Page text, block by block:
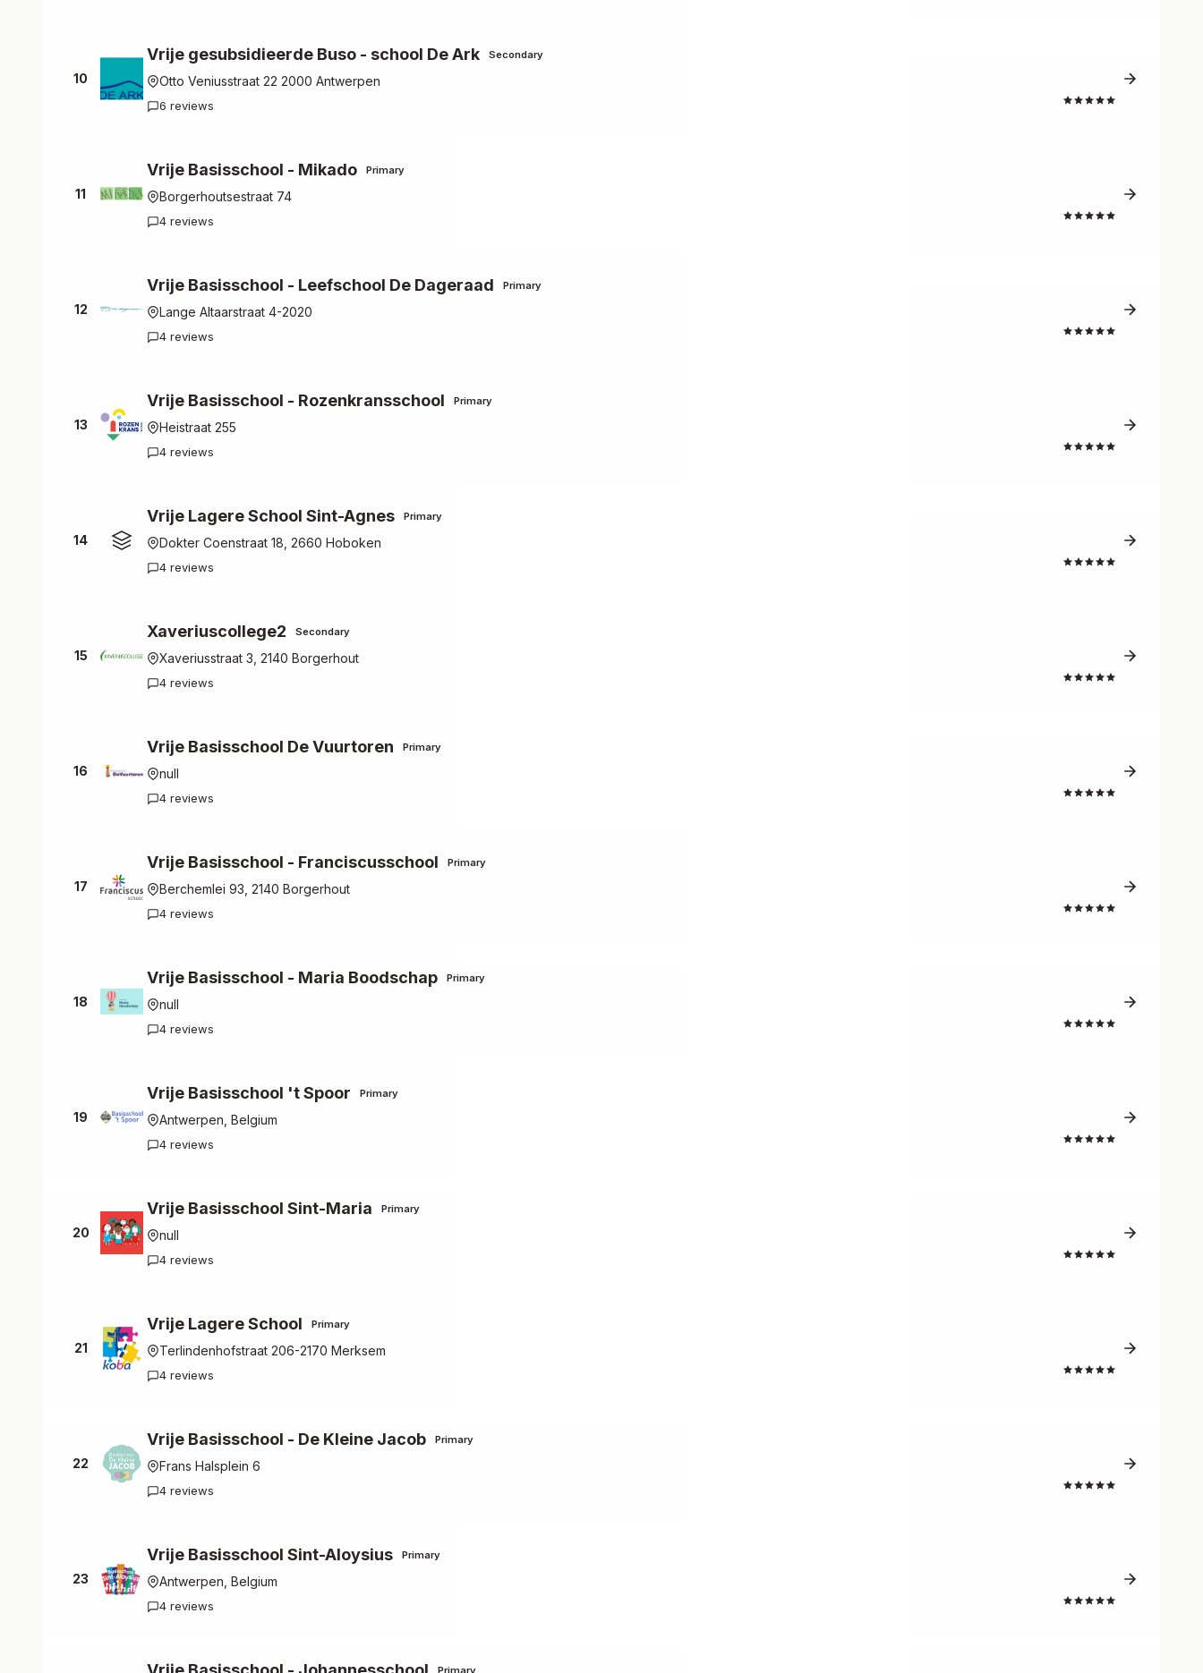
10
Vrije gesubsidieerde Buso - school De Ark Secondary
Otto Veniusstraat 22 2000 Antwerpen
6 reviews
11
Vrije Basisschool - Mikado Primary
Borgerhoutsestraat 74
4 reviews
12
Vrije Basisschool - Leefschool De Dageraad Primary
Lange Altaarstraat 4-2020
4 reviews
13
Vrije Basisschool - Rozenkransschool Primary
Heistraat 255
4 reviews
14
Vrije Lagere School Sint-Agnes Primary
Dokter Coenstraat 18, 2660 Hoboken
4 reviews
15
Xaveriuscollege2 Secondary
Xaveriusstraat 3, 2140 Borgerhout
4 reviews
16
Vrije Basisschool De Vuurtoren Primary
null
4 reviews
17
Vrije Basisschool - Franciscusschool Primary
Berchemlei 93, 2140 Borgerhout
4 reviews
18
Vrije Basisschool - Maria Boodschap Primary
null
4 reviews
19
Vrije Basisschool 't Spoor Primary
Antwerpen, Belgium
4 reviews
20
Vrije Basisschool Sint-Maria Primary
null
4 reviews
21
Vrije Lagere School Primary
Terlindenhofstraat 206-2170 Merksem
4 reviews
22
Vrije Basisschool - De Kleine Jacob Primary
Frans Halsplein 6
4 reviews
23
Vrije Basisschool Sint-Aloysius Primary
Antwerpen, Belgium
4 reviews
Primary